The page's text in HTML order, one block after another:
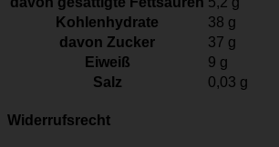
Kohlenhydrate
38 g
davon Zucker 37 g
Eiweiß
9 g
Salz
0,03 g
Widerrufsrecht